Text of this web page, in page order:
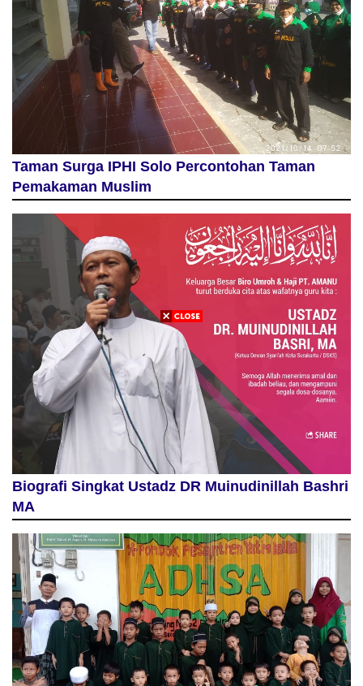
Taman Surga IPHI Solo Percontohan Taman
Pemakaman Muslim
Biografi Singkat Ustadz DR Muinudinillah Bashri
MA